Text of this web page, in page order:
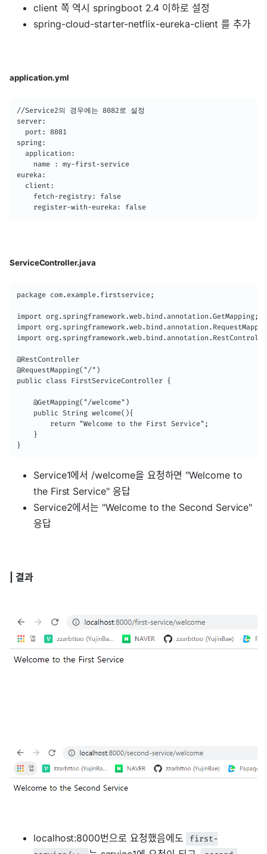
client 쪽 역시 springboot 2.4 이하로 설정
spring-cloud-starter-netflix-eureka-client 를 추가
application.yml
//Service2의 경우에는 8082로 설정
server:
  port: 8081
spring:
  application:
    name : my-first-service
eureka:
  client:
    fetch-registry: false
    register-with-eureka: false
ServiceController.java
package com.example.firstservice;
import org.springframework.web.bind.annotation.GetMapping;
import
import
@RestController
@RequestMapping("/")
public class FirstServiceController {
    @GetMapping("/welcome")
    public String welcome(){
        return "Welcome to the First Service";
    }
}
Service1에서 /welcome을 요청하면 "Welcome to
the First Service" 응답
Service2에서는 "Welcome to the Second Service"
응답
| 결과
localhost:8000번으로 요청했음에도
first-